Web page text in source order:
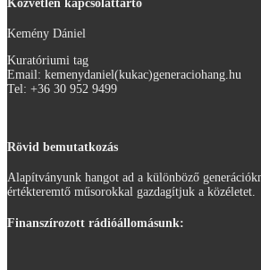
Közvetlen kapcsolattartó
Kemény Dániel
Kuratóriumi tag
Email: kemenydaniel(kukac)generaciohang.hu
Tel: ‭+36 30 952 9499‬
Rövid bemutatkozás
Alapítványunk hangot ad a különböző
értékteremtő műsorokkal gazdagítjuk a közéletet.
Finanszírozott rádióállomásunk: